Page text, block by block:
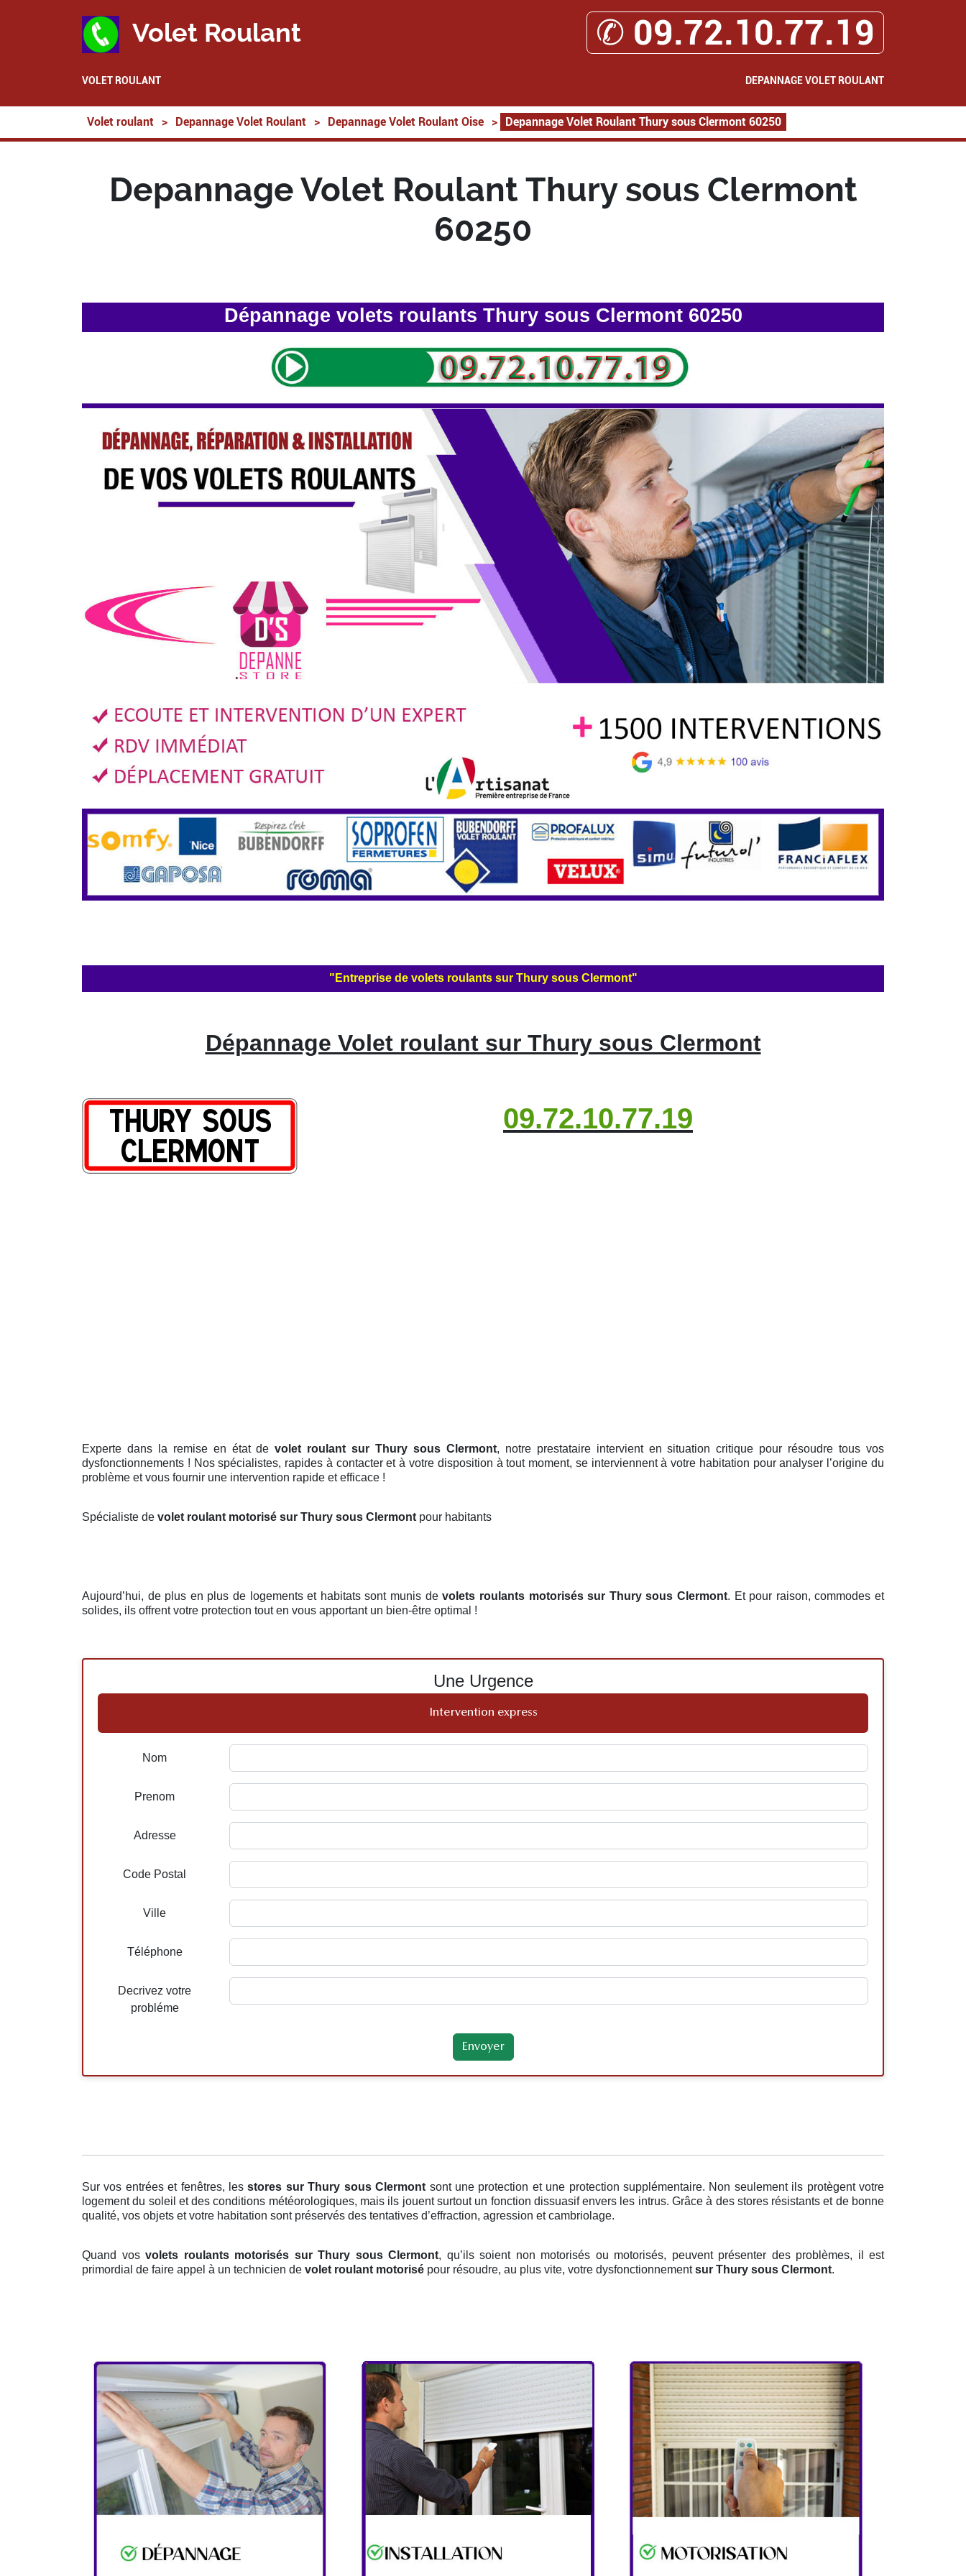
Volet Roulant ✆ 09.72.10.77.19
VOLET ROULANT DEPANNAGE VOLET ROULANT
Volet roulant > Depannage Volet Roulant > Depannage Volet Roulant Oise > Depannage Volet Roulant Thury sous Clermont 60250
Depannage Volet Roulant Thury sous Clermont
60250
Dépannage volets roulants Thury sous Clermont 60250
"Entreprise de volets roulants sur Thury sous Clermont"
Dépannage Volet roulant sur Thury sous Clermont
09.72.10.77.19
Experte dans la remise en état devolet roulant sur Thury sous Clermont, notre prestataire intervient en situation critique pour résoudre tous vos
dysfonctionnements ! Nos spécialistes, rapides à contacter et à votre disposition à tout moment, se interviennent à votre habitation pour analyser l’origine du
problème et vous fournir une intervention rapide et efficace !
Spécialiste de volet roulant motorisé sur Thury sous Clermont pour habitants
Aujourd’hui, de plus en plus de logements et habitats sont munis devolets roulants motorisés sur Thury sous Clermont. Et pour raison, commodes et
solides, ils offrent votre protection tout en vous apportant un bien-être optimal !
Une Urgence
Intervention express
Nom
Prenom
Adresse
Code Postal
Ville
Téléphone
Decrivez votre
probléme
Sur vos entrées et fenêtres, lesstores sur Thury sous Clermont sont une protection et une protection supplémentaire. Non seulement ils protègent votre
logement du soleil et des conditions météorologiques, mais ils jouent surtout un fonction dissuasif envers les intrus. Grâce à des stores résistants et de bonne
qualité, vos objets et votre habitation sont préservés des tentatives d’effraction, agression et cambriolage.
Quand vos volets roulants motorisés sur Thury sous Clermont, qu’ils soient non motorisés ou motorisés, peuvent présenter des problèmes, il est
primordial de faire appel à un technicien de volet roulant motorisé pour résoudre, au plus vite, votre dysfonctionnementsur Thury sous Clermont.